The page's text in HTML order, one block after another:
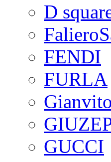
D
FENDI
FURLA
GUCCI